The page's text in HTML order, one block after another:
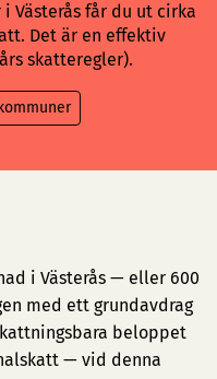
Västerås får du ut cirka
Det är en effektiv
skatteregler).
i Västerås — eller 600
med ett grundavdrag
beloppet
— vid denna